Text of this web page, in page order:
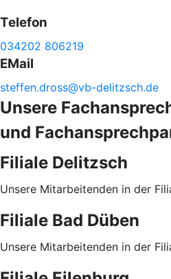
Telefon
034202 806219
EMail
steffen.dross@vb-delitzsch.de
Unsere
und
Filiale Delitzsch
Unsere Mitarbeitenden in der
Filiale Bad Düben
Unsere Mitarbeitenden in der